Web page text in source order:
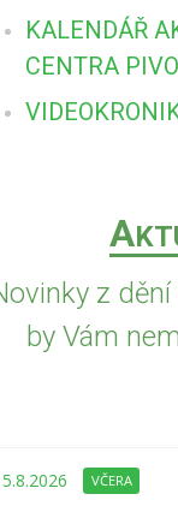
KALENDÁŘ
CENTRA
A
z
by Vám
5.8.2026 VČERA